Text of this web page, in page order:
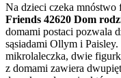
Na dzieci czeka mnóstwo
Friends 42620 Dom
domami postaci pozwala
sąsiadami Ollym i
mikrolaleczka, dwie
z domami zawiera